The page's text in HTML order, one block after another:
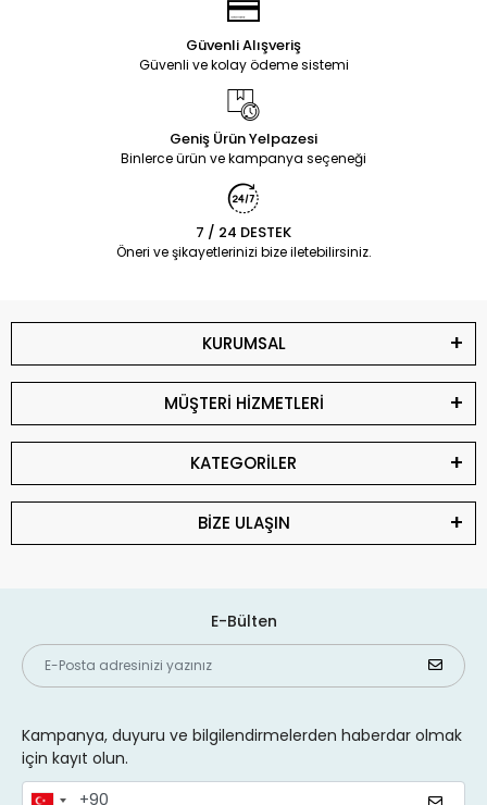
Güvenli Alışveriş
Güvenli ve kolay ödeme sistemi
Geniş Ürün Yelpazesi
Binlerce ürün ve kampanya seçeneği
7 / 24 DESTEK
Öneri ve şikayetlerinizi bize iletebilirsiniz.
KURUMSAL
MÜŞTERİ HİZMETLERİ
KATEGORİLER
BİZE ULAŞIN
E-Bülten
Kampanya, duyuru ve bilgilendirmelerden haberdar olmak
için kayıt olun.